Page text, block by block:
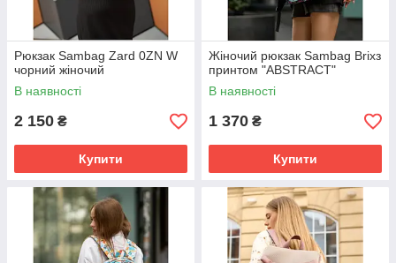
Рюкзак Sambag Zard 0ZN W
чорний жіночий
В наявності
2 150 ₴
Купити
Жіночий рюкзак Sambag Brixз
принтом "ABSTRACT"
В наявності
1 370 ₴
Купити